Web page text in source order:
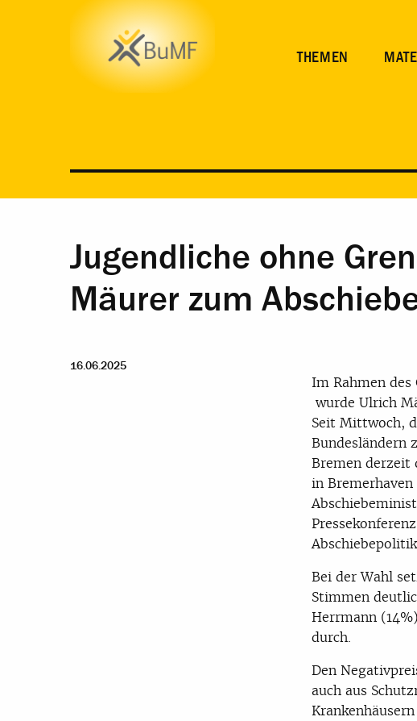
THEMEN
MATERIAL
Jugendliche ohne
Mäurer zum
16.06.2025
Im Rahmen
wurde Ulrich
Seit Mittwoch,
Bundesländern
Bremen derzeit
in
Bei der Wahl
Stimmen
Herrmann
durch.
Den
auch aus